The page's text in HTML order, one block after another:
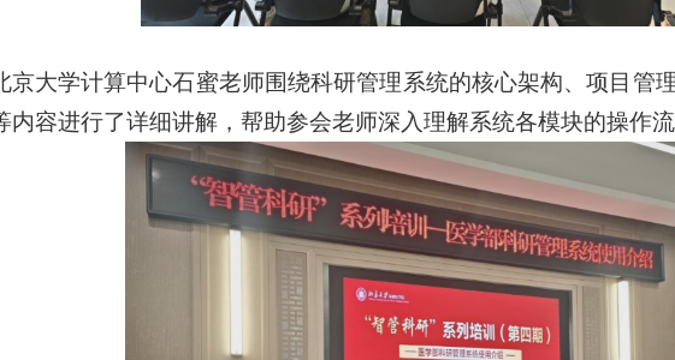
京大学计算中心石蜜老师围绕科研管理系统的核心架构、项目管
内容进行了详细讲解，帮助参会老师深入理解系统各模块的操作流